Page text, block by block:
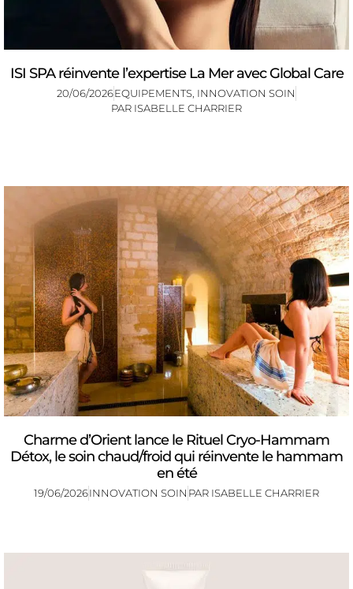
ISI SPA réinvente l’expertise La Mer avec Global Care
20/06/2026EQUIPEMENTS INNOVATION SOIN
PAR ISABELLE CHARRIER
Charme d’Orient lance le Rituel Cryo-Hammam
Détox, le soin chaud/froid qui réinvente le hammam
en été
19/06/2026INNOVATION SOIN PAR ISABELLE CHARRIER